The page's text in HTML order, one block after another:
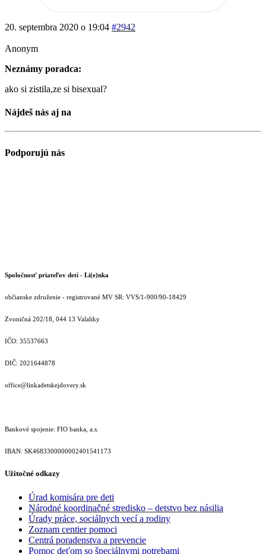
20. septembra 2020 o 19:04 #2942
Anonym
Neznámy poradca:
ako si zistila,ze si bisexual?
Nájdeš nás aj na
Podporujú nás
Spoločnosť priateľov detí - Li(e)nka
občianske združenie - registrované MV SR: VVS/1-900/90-18429
Zvoničná 202/18, 044 13 Valaliky
IČO: 35537663
DIČ: 2021644878
office@linkadetskejdovery.sk
Bankové spojenie: FIO banka, a.s.
IBAN: SK46833000000­02401541173
Užitočné odkazy
Úrad komisára pre deti
Národné koordinačné stredisko – detstvo bez násilia
Úrady práce, sociálnych vecí a rodiny
Zoznam centier pomoci
Centrá poradenstva a prevencie
Pomoc deťom so špeciálnymi potrebami